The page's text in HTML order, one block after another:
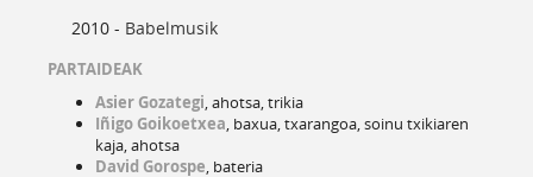
2010 - Babelmusik
PARTAIDEAK
Asier Gozategi, ahotsa, trikia
Iñigo Goikoetxea, baxua, txarangoa, soinu txikiaren
kaja, ahotsa
David Gorospe, bateria